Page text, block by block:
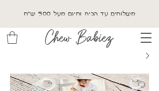
משלוחים עד הבית וחינם מעל 500 ש"ח
Chew Babiez